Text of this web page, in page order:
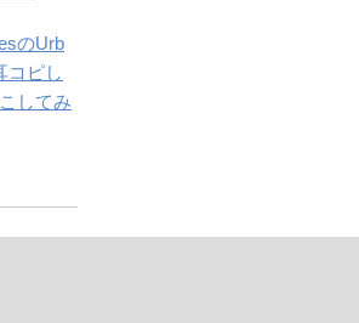
のUrb
コピし
してみ